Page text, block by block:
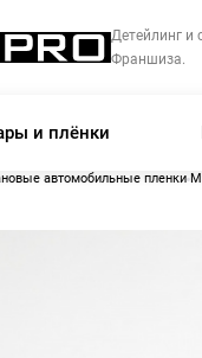
Детейлинг и
Франшиза.
и плёнки
автомобильные пленки